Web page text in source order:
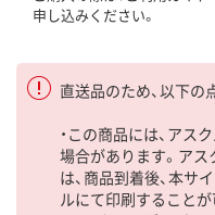
申し込みください。
直送品のため、以下の
・この商品には、アス
場合があります。ア
は、商品到着後、本サ
ルにて印刷することが